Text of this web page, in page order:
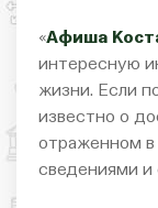
«Афиша
интересную
жизни. Если
известно о
отраженном
сведениями и